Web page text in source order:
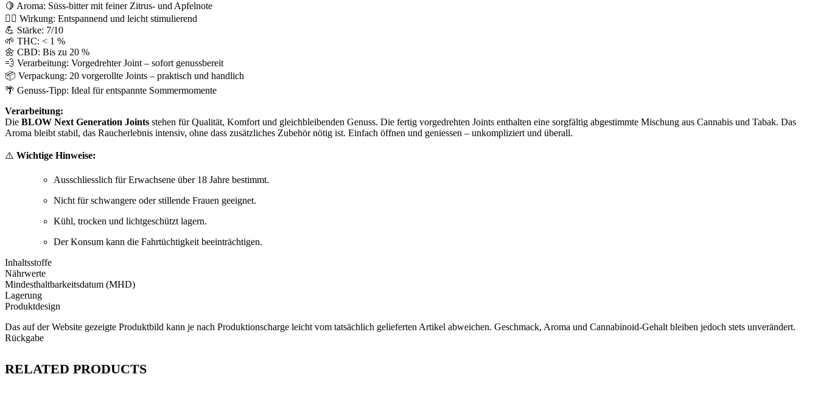
🍋 Aroma: Süss-bitter mit feiner Zitrus- und Apfelnote
🧘‍♂️ Wirkung: Entspannend und leicht stimulierend
💪 Stärke: 7/10
🌱 THC: < 1 %
🌼 CBD: Bis zu 20 %
💨 Verarbeitung: Vorgedrehter Joint – sofort genussbereit
📦 Verpackung: 20 vorgerollte Joints – praktisch und handlich
🌴 Genuss-Tipp: Ideal für entspannte Sommermomente
Verarbeitung:
Die BLOW Next Generation Joints stehen für Qualität, Komfort und gleichbleibenden Genuss. Die fertig vorgedrehten Joints enthalten eine sorgfältig abgestimmte Mischung aus Cannabis und Tabak. Das
Aroma bleibt stabil, das Raucherlebnis intensiv, ohne dass zusätzliches Zubehör nötig ist. Einfach öffnen und geniessen – unkompliziert und überall.
⚠️ Wichtige Hinweise:
Ausschliesslich für Erwachsene über 18 Jahre bestimmt.
Nicht für schwangere oder stillende Frauen geeignet.
Kühl, trocken und lichtgeschützt lagern.
Der Konsum kann die Fahrtüchtigkeit beeinträchtigen.
Inhaltsstoffe
Nährwerte
Mindesthaltbarkeitsdatum (MHD)
Lagerung
Produktdesign
Das auf der Website gezeigte Produktbild kann je nach Produktionscharge leicht vom tatsächlich gelieferten Artikel abweichen. Geschmack, Aroma und Cannabinoid-Gehalt bleiben jedoch stets unverändert.
Rückgabe
RELATED PRODUCTS